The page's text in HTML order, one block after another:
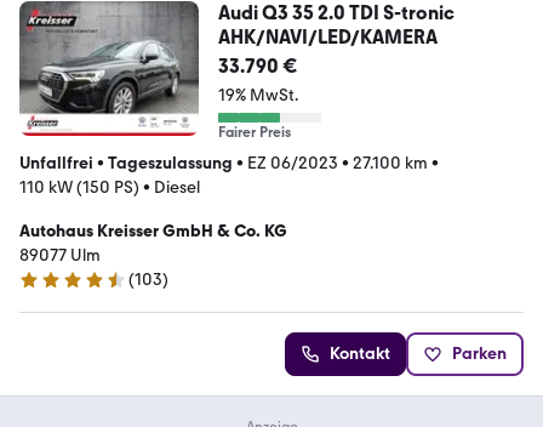
Audi Q3 35 2.0 TDI S-tronic
AHK/NAVI/LED/KAMERA
33.790 €
19% MwSt.
Fairer Preis
Unfallfrei • Tageszulassung • EZ 06/2023 • 27.100 km •
110 kW (150 PS) • Diesel
Autohaus Kreisser GmbH & Co. KG
89077 Ulm
4.6 Sterne
(103)
Kontakt Parken